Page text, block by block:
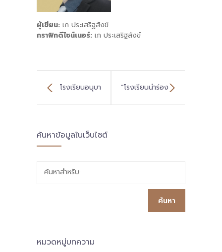
ผู้เขียน: เก ประเสริฐสังข์
กราฟิกดีไซน์เนอร์: เก ประเสริฐสังข์
โรงเรียนอนุบา
นวัตกรรมสตูล
“โรงเรียนนำร่อง
นวัตกรรมการ
ค้นหาข้อมูลในเว็บไซต์
ค้นหาสำหรับ:
หมวดหมู่บทความ